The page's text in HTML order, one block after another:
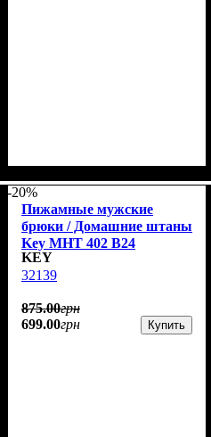
-20%
Пижамные мужские
брюки / Домашние штаны
Key MHT 402 B24
KEY
32139
875.00грн
699.00грн Купить